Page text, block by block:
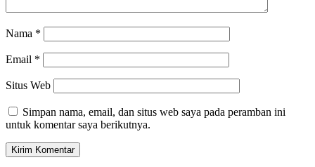
Nama *
Email *
Situs Web
Simpan nama, email, dan situs web saya pada peramban ini
untuk komentar saya berikutnya.